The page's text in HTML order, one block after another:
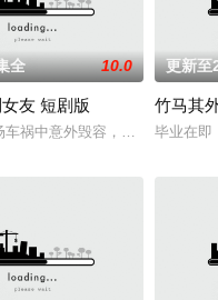
，让我们致敬爱与理想。
全 10.0
友 短剧版
车祸中意外毁容，机缘巧合之下
更新至
竹马其
毕业在即